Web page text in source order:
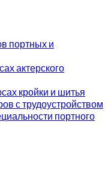
портных и
актерского
кройки и шитья
с трудоустройством
портного